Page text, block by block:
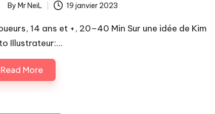
By Mr NeiL 19 janvier 2023
14 ans et +, 20–40 Min Sur une idée de Kim
Illustrateur:…
Read More